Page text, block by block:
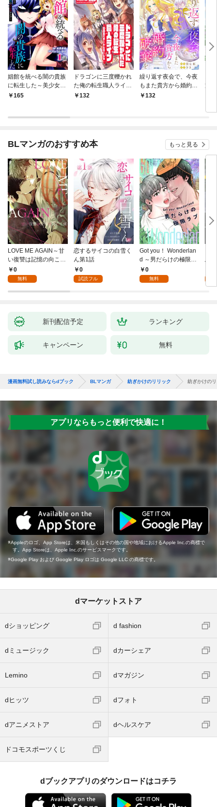
娼館を統べる闇の貴族
に転生した～美少女た
ちと二重生活のハーレ
165
ドラゴンに三度轢かれ
た俺の転生職人ライフ
～慰謝料（スキル）で
132
繰り返す夜会で、今夜
もまた貴方から婚約破
棄を132
旅
BLマンガのおすすめ本 もっと見る
LOVE ME AGAIN～甘
い復讐は記憶の向こう
側～(1)
0
無料
恋するサイコの白雪く
ん第1話
0
試読フル
Got you！ Wonderlan
d ～男だらけの極限ラ
ブ～(1)
0
無料
鳥
新刊配信予定 ランキング
キャンペーン 無料
漫画無料試し読みならdブック BLマンガ 紡ぎかけのリリック 紡ぎかけの
アプリならもっと便利で快適に！
Appleのロゴ、App Storeは、米国もしくはその他の国や地域におけるApple Inc.の商標で
す。App Storeは、Apple Inc.のサービスマークです。
Google Play および Google Play ロゴは Google LLC の商標です。
dマーケットストア
dショッピング d fashion
dミュージック dカーシェア
Lemino dマガジン
dヒッツ dフォト
dアニメストア dヘルスケア
ドコモスポーツくじ
dブックアプリのダウンロードはコチラ